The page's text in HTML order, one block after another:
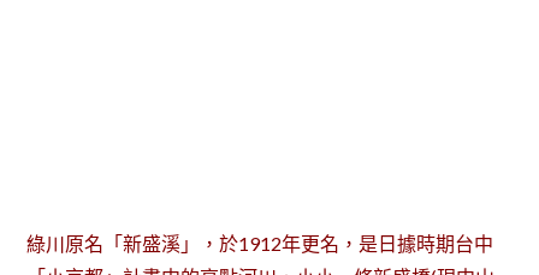
綠川原名「新盛溪」，於1912年更名，是日據時期台中